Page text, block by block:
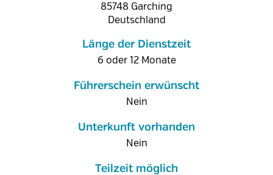
85748 Garching
Deutschland
Länge der Dienstzeit
6 oder 12 Monate
Führerschein erwünscht
Nein
Unterkunft vorhanden
Nein
Teilzeit möglich